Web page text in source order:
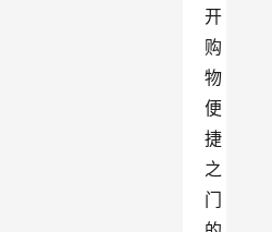
开
购
物
便
捷
之
门